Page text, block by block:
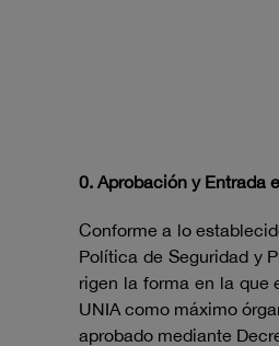
0. Aprobación y Entrada
Conforme a lo
Política de Seguridad y
rigen la forma en la que
UNIA como máximo
aprobado mediante